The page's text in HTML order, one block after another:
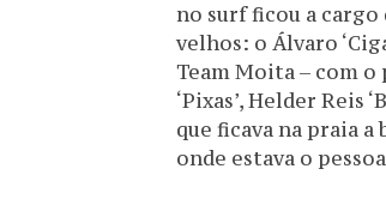
no surf ficou a cargo
velhos: o Álvaro
Team Moita – com o
‘Pixas’, Helder Reis
que ficava na praia
onde estava o